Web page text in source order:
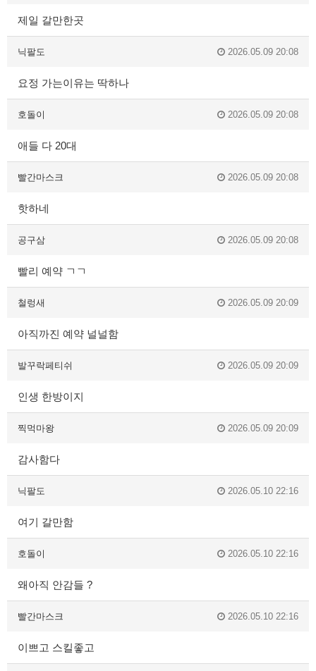
제일 갈만한곳
닉팔도 2026.05.09 20:08
요정 가는이유는 딱하나
호돌이 2026.05.09 20:08
애들 다 20대
빨간마스크 2026.05.09 20:08
핫하네
공구삼 2026.05.09 20:08
빨리 예약 ㄱㄱ
철렁새 2026.05.09 20:09
아직까진 예약 널널함
발꾸락페티쉬 2026.05.09 20:09
인생 한방이지
찍먹마왕 2026.05.09 20:09
감사함다
닉팔도 2026.05.10 22:16
여기 갈만함
호돌이 2026.05.10 22:16
왜아직 안감들 ?
빨간마스크 2026.05.10 22:16
이쁘고 스킬좋고